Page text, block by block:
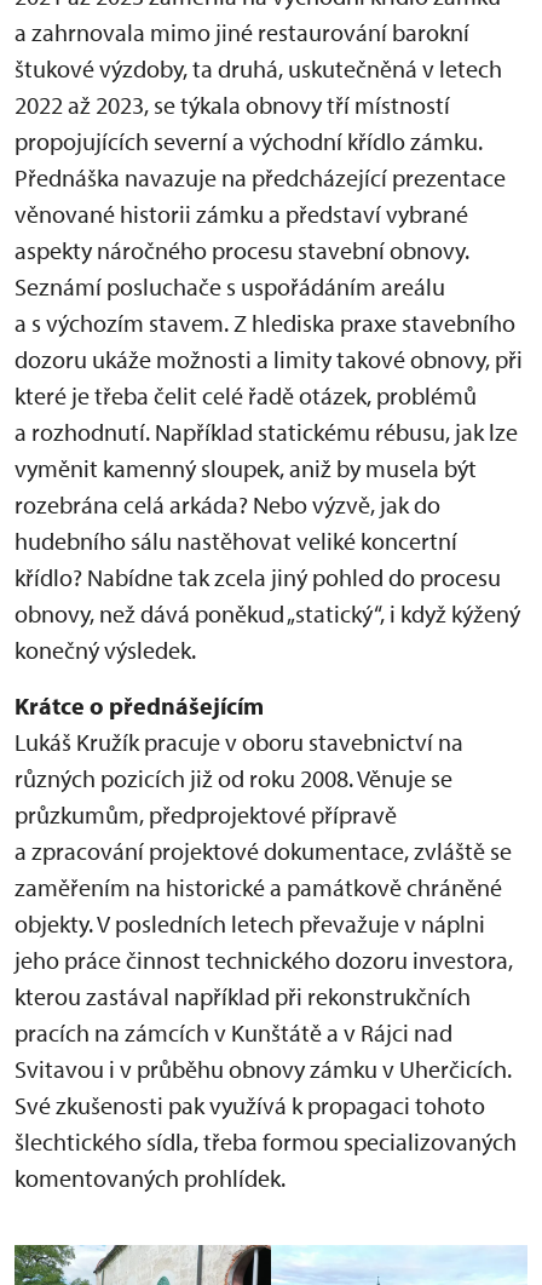
a zahrnovala mimo jiné restaurování barokní
štukové výzdoby, ta druhá, uskutečněná v letech
2022 až 2023, se týkala obnovy tří místností
propojujících severní a východní křídlo zámku.
Přednáška navazuje na předcházející prezentace
věnované historii zámku a představí vybrané
aspekty náročného procesu stavební obnovy.
Seznámí posluchače s uspořádáním areálu
a s výchozím stavem. Z hlediska praxe stavebního
dozoru ukáže možnosti a limity takové obnovy, při
které je třeba čelit celé řadě otázek, problémů
a rozhodnutí. Například statickému rébusu, jak lze
vyměnit kamenný sloupek, aniž by musela být
rozebrána celá arkáda? Nebo výzvě, jak do
hudebního sálu nastěhovat veliké koncertní
křídlo? Nabídne tak zcela jiný pohled do procesu
obnovy, než dává poněkud „statický“, i když kýžený
konečný výsledek.
Krátce o přednášejícím
Lukáš Kružík pracuje v oboru stavebnictví na
různých pozicích již od roku 2008. Věnuje se
průzkumům, předprojektové přípravě
a zpracování projektové dokumentace, zvláště se
zaměřením na historické a památkově chráněné
objekty. V posledních letech převažuje v náplni
jeho práce činnost technického dozoru investora,
kterou zastával například při rekonstrukčních
pracích na zámcích v Kunštátě a v Rájci nad
Svitavou i v průběhu obnovy zámku v Uherčicích.
Své zkušenosti pak využívá k propagaci tohoto
šlechtického sídla, třeba formou specializovaných
komentovaných prohlídek.